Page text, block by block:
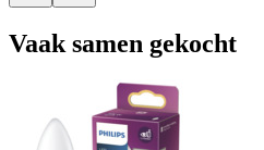
Vaak samen gekocht